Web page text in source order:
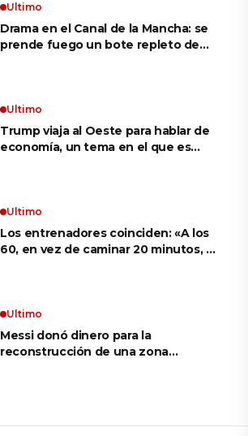
Ultimo
Drama en el Canal de la Mancha: se
prende fuego un bote repleto de
Ultimo
Trump viaja al Oeste para hablar de
economía, un tema en el que es
Ultimo
Los entrenadores coinciden: «A los
60, en vez de caminar 20 minutos, es
Ultimo
Messi donó dinero para la
reconstrucción de una zona